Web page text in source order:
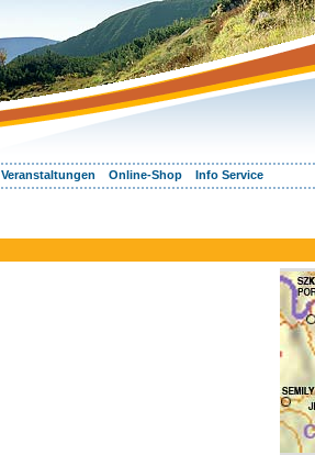
Veranstaltungen Online-Shop Info Service